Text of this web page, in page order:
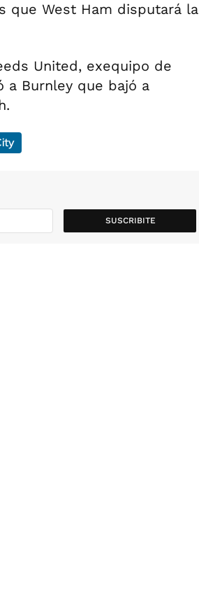
que West Ham disputará la
United, exequipo de
a Burnley que bajó a
SUSCRIBITE